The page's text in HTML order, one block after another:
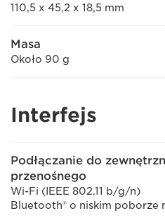
110,5 x 45,2 x 18,5 mm
Masa
Około 90 g
Interfejs
Podłączanie do
przenośnego
Wi-Fi (IEEE 802.11 b/g/n)
Bluetooth® o niskim poborze